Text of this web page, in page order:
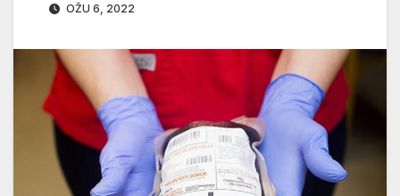
OŽU 6, 2022